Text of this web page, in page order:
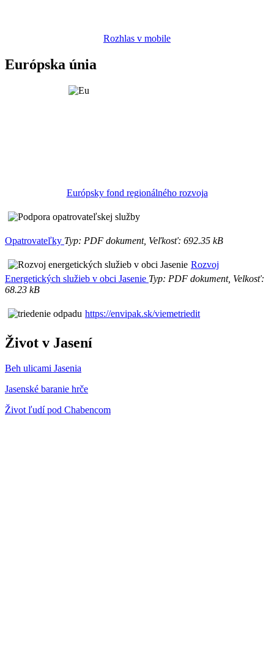
Rozhlas v mobile
Európska únia
Európsky fond regionálného rozvoja
Opatrovateľky Typ: PDF dokument, Veľkosť: 692.35 kB
Rozvoj
Energetických služieb v obci Jasenie Typ: PDF dokument, Velkosť:
68.23 kB
https://envipak.sk/viemetriedit
Život v Jasení
Beh ulicami Jasenia
Jasenské baranie hrče
Život ľudí pod Chabencom